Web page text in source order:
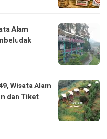
Alam
Wisata Alam
dan Tiket